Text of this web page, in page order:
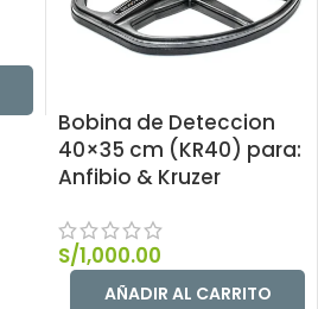
Bobina de Deteccion
40×35 cm (KR40) para:
Anfibio & Kruzer
S/1,000.00
AÑADIR AL CARRITO